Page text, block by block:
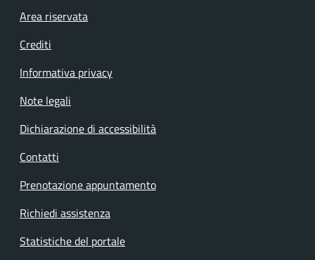
Footer menu
Area riservata
Crediti
Informativa privacy
Note legali
Dichiarazione di accessibilità
Contatti
Prenotazione appuntamento
Richiedi assistenza
Statistiche del portale